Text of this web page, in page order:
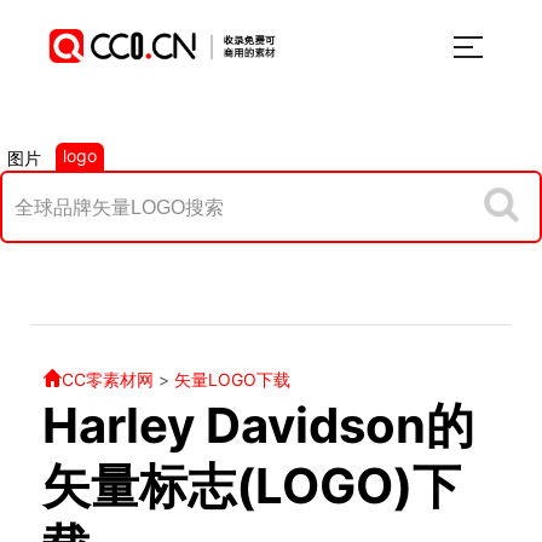
图片 logo
CC零素材网 > 矢量LOGO下载
Harley Davidson的
矢量标志(LOGO)下